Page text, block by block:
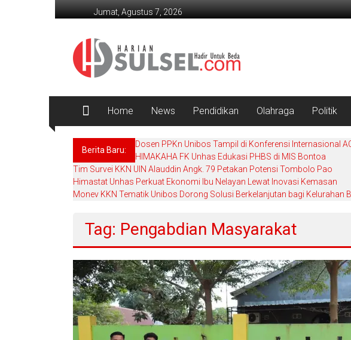
ke
Jumat, Agustus 7, 2026
Harian
Sulsel
Beda
Home News Pendidikan Olahraga Politik
Berita Baru:
Dosen PPKn Unibos Tampil di Konferensi Internasional
HIMAKAHA FK Unhas Edukasi PHBS di MIS Bontoa
Tim Survei KKN UIN Alauddin Angk. 79 Petakan Potensi Tombolo Pao
Himastat Unhas Perkuat Ekonomi Ibu Nelayan Lewat Inovasi Kemasan
Monev KKN Tematik Unibos Dorong Solusi Berkelanjutan bagi Kelurahan
Tag: Pengabdian Masyarakat